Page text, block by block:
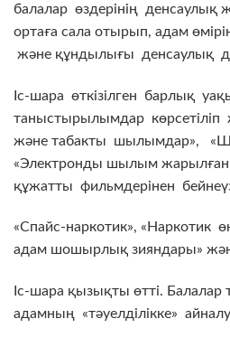
балалар өздерінің денсаулық
ортаға сала отырып, адам
және құндылығы денсаулық
Іс-шара өткізілген барлық
таныстырылымдар
және табакты шылымдар»,
«Электронды шылым жарылған
құжатты фильмдерінен
«Спайс-наркотик», «Наркотик
адам шошырлық зияндары»
Іс-шара қызықты өтті. Балалар
адамның «тәуелділікке»